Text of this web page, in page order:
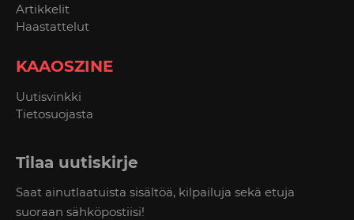
Artikkelit
Haastattelut
KAAOSZINE
Uutisvinkki
Tietosuojasta
Tilaa uutiskirje
Saat ainutlaatuista sisältöä, kilpailuja sekä etuja
suoraan sähköpostiisi!